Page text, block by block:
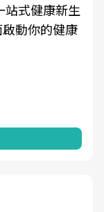
站式健康新生
動你的健康